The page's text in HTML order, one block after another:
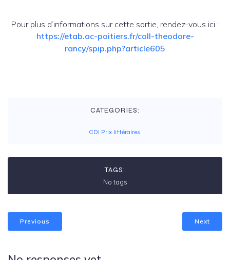
Pour plus d’informations sur cette sortie, rendez-vous ici :
https://etab.ac-poitiers.fr/coll-theodore-
rancy/spip.php?article605
CATEGORIES:
CDI Prix littéraires
TAGS:
No tags
Previous Next